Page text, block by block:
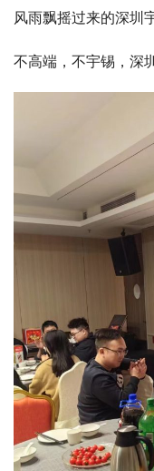
风雨飘摇过来的深圳
不高端，不宇锡，深